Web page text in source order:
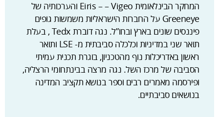
המחקר הבינלאומית Eiris – – Vigeo והערכותיה של
Greeneye על החברות הישראליות משמשות גופים
פיננסים שונים בארץ ובחו”ל. נגה דוברת Tedx , בעלת
תואר שני במדיניות וכלכלה סביבתית מ- LSE ותואר
ראשון באדריכלות נוף מהטכניון, בוגרת תכנית עמיתי
הסביבה של מרכז השל. נגה מרצה בבינתחומי הרצליה,
ופירסמה מאמרים רבים וספר בנושא תקציב המדינה
בנושאים סביבתיים.